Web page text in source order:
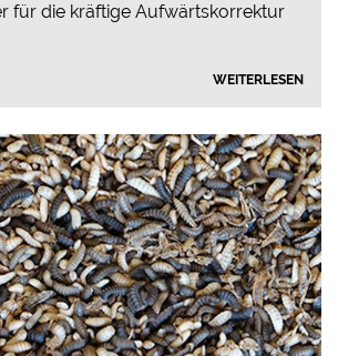
für die kräftige Aufwärtskorrektur
WEITERLESEN